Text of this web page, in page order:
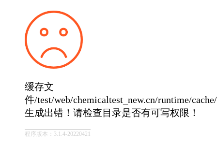
缓存文
件/test/web/chemicaltest_new.cn/runtime/
生成出错！请检查目录是否有可写权限！
程序版本：3.1.4-20220421